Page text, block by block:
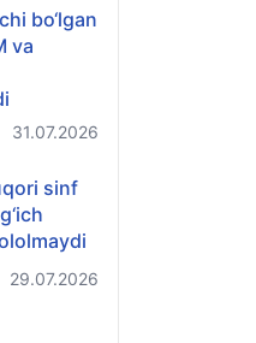
bo‘lgan
va
31.07.2026
sinf
29.07.2026